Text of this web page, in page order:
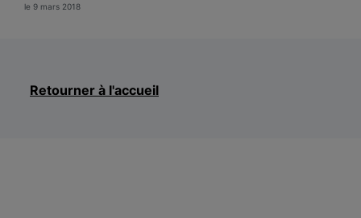
le 9 mars 2018
Retourner à l'accueil